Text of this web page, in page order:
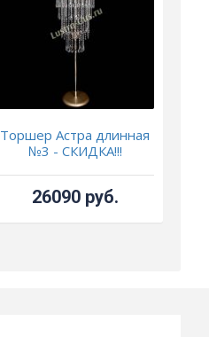
Торшер Астра длинная
№3 - СКИДКА!!!
26090 руб.